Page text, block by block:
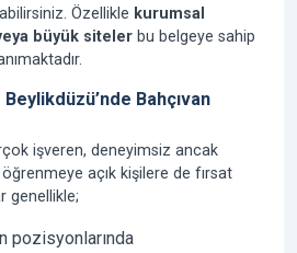
Özellikle kurumsal
büyük siteler bu belgeye sahip
Bahçıvan
işveren, deneyimsiz ancak
açık kişilere de fırsat
genellikle;
pozisyonlarında